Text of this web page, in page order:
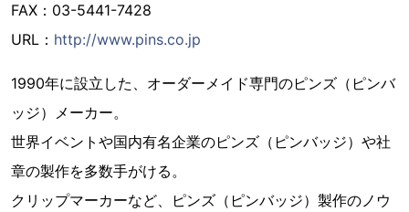
FAX：03-5441-7428
URL： http://www.pins.co.jp
1990年に設立した、オーダーメイド専門のピンズ（ピンバ
ッジ）メーカー。
世界イベントや国内有名企業のピンズ（ピンバッジ）や社
章の製作を多数手がける。
クリップマーカーなど、ピンズ（ピンバッジ）製作のノウ